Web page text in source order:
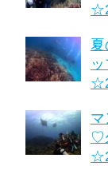
夏
♡